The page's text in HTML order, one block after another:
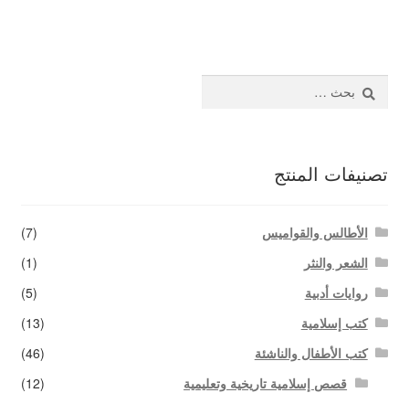
عن:
تصنيفات المنتج
الأطالس والقواميس
(7)
الشعر والنثر
(1)
روايات أدبية
(5)
كتب إسلامية
(13)
كتب الأطفال والناشئة
(46)
قصص إسلامية تاريخية وتعليمية
(12)